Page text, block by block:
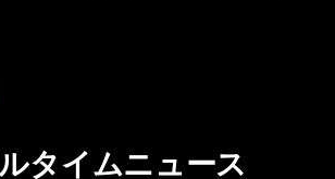
タイムニュース